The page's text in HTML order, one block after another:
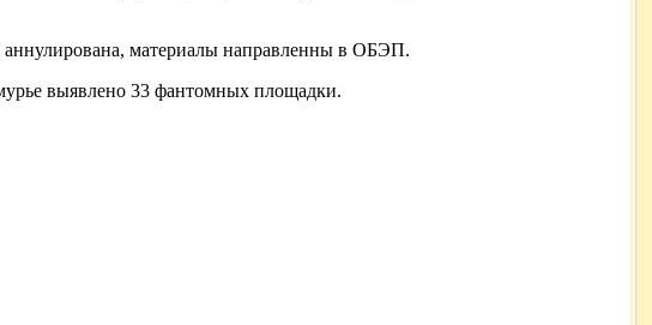
материалы направленны в ОБЭП.
выявлено 33 фантомных площадки.